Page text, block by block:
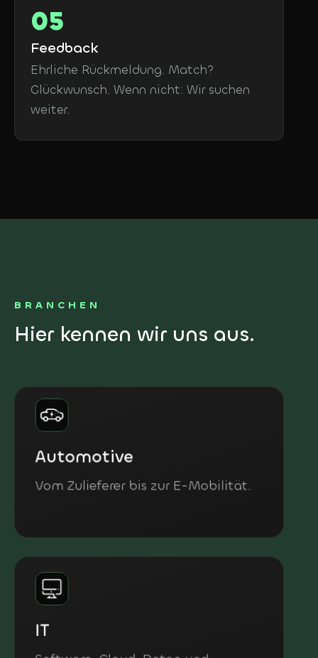
Feedback
Ehrliche Rückmeldung. Match?
Glückwunsch. Wenn nicht: Wir suchen
weiter.
BRANCHEN
Hier kennen wir uns aus.
IT